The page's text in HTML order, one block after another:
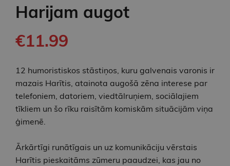
Harijam augot
€11.99
12 humoristiskos stāstiņos, kuru galvenais varonis ir
mazais Harītis, atainota augošā zēna interese par
telefoniem, datoriem, viedtālruņiem, sociālajiem
tīkliem un šo rīku raisītām komiskām situācijām viņa
ģimenē.
Ārkārtīgi runātīgais un uz komunikāciju vērstais
Harītis pieskaitāms zūmeru paaudzei, kas jau no